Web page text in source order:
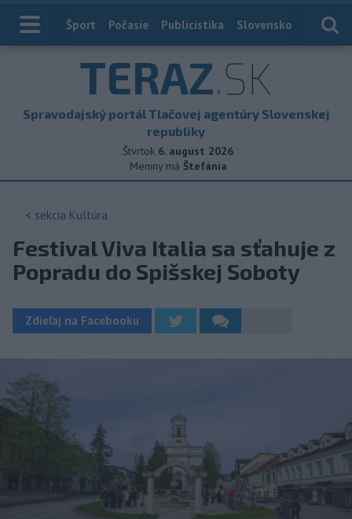
Index
Šport Počasie Publicistika Slovensko
TERAZ.SK
Spravodajský portál Tlačovej agentúry Slovenskej
republiky
Štvrtok 6. august 2026
Meniny má Štefánia
< sekcia Kultúra
Festival Viva Italia sa sťahuje z
Popradu do Spišskej Soboty
Zdieľaj na Facebooku